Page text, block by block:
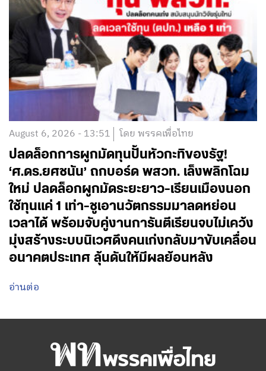
August 6, 2026 - 13:51 โดย พรรคเพื่อไทย
ปลดล็อกการผูกมัดทุนปั้นหัวกะทิของรัฐ!
‘ศ.ดร.ยศชนัน’ ถกบอร์ด พสวท. เล็งพลิกโฉม
ใหม่ ปลดล็อกผูกมัดระยะยาว-เรียนเมืองนอก
ใช้ทุนแค่ 1 เท่า-ชูเอานวัตกรรมมาลดหย่อน
เวลาได้ พร้อมจับคู่งานการันตีเรียนจบไม่เคว้ง
มุ่งสร้างระบบนิเวศดึงคนเก่งกลับมาขับเคลื่อน
อนาคตประเทศ ลุ้นดันให้มีผลย้อนหลัง
อ่านต่อ